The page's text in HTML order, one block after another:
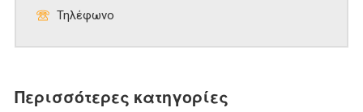
Τηλέφωνο
Περισσότερες κατηγορίες